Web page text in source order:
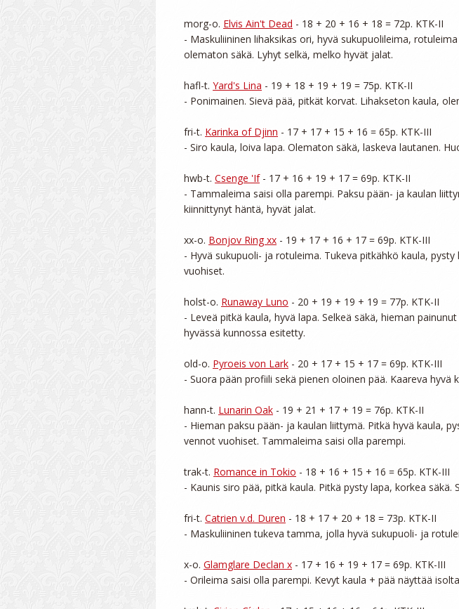
morg-o. Elvis Ain't Dead - 18 + 20 + 16 + 18 = 72p. KTK-II
- Maskuliininen lihaksikas ori, hyvä sukupuolileima,
olematon säkä. Lyhyt selkä, melko hyvät jalat.
hafl-t. Yard's Lina - 19 + 18 + 19 + 19 = 75p. KTK-II
- Ponimainen. Sievä pää, pitkät korvat. Lihakseton kaula,
fri-t. Karinka of Djinn - 17 + 17 + 15 + 16 = 65p. KTK-III
- Siro kaula, loiva lapa. Olematon säkä, laskeva lautanen.
hwb-t. Csenge 'If - 17 + 16 + 19 + 17 = 69p. KTK-II
- Tammaleima saisi olla parempi. Paksu pään- ja kaulan
kiinnittynyt häntä, hyvät jalat.
xx-o. Bonjov Ring xx - 19 + 17 + 16 + 17 = 69p. KTK-III
- Hyvä sukupuoli- ja rotuleima. Tukeva pitkähkö kaula,
vuohiset.
holst-o. Runaway Luno - 20 + 19 + 19 + 19 = 77p. KTK-II
- Leveä pitkä kaula, hyvä lapa. Selkeä säkä, hieman
hyvässä kunnossa esitetty.
old-o. Pyroeis von Lark - 20 + 17 + 15 + 17 = 69p. KTK-III
- Suora pään profiili sekä pienen oloinen pää. Kaareva
hann-t. Lunarin Oak - 19 + 21 + 17 + 19 = 76p. KTK-II
- Hieman paksu pään- ja kaulan liittymä. Pitkä hyvä kaula,
vennot vuohiset. Tammaleima saisi olla parempi.
trak-t. Romance in Tokio - 18 + 16 + 15 + 16 = 65p. KTK-III
- Kaunis siro pää, pitkä kaula. Pitkä pysty lapa, korkea
fri-t. Catrien v.d. Duren - 18 + 17 + 20 + 18 = 73p. KTK-II
- Maskuliininen tukeva tamma, jolla hyvä sukupuoli- ja
x-o. Glamglare Declan x - 17 + 16 + 19 + 17 = 69p. KTK-III
- Orileima saisi olla parempi. Kevyt kaula + pää näyttää